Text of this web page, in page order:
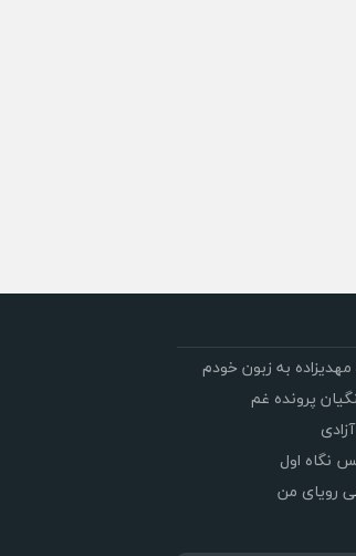
به زبون خودم
پرونده غم
نگاه اول
رویای من